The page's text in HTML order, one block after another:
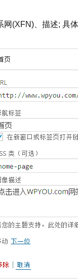
(XFN)、描述; 具